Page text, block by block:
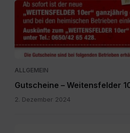
Gutscheine.pdf
ALLGEMEIN
Gutscheine – Weitensfelder
2. Dezember 2024